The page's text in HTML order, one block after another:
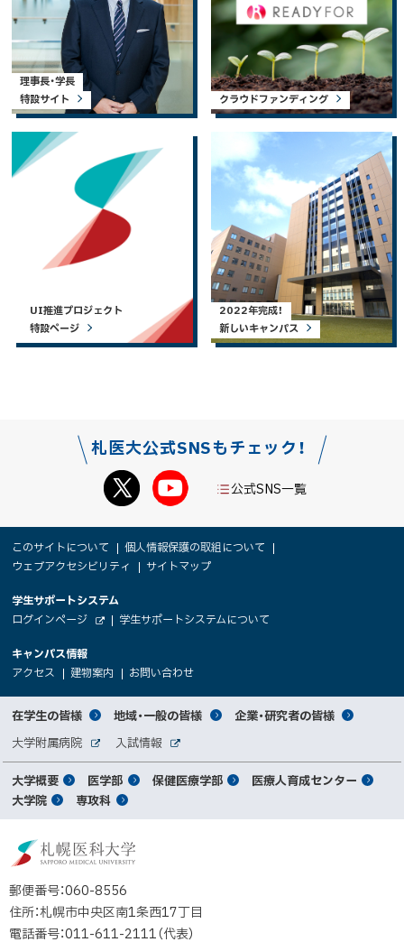
理事長・学長
特設サイト
クラウドファンディング
UI推進プロジェクト
特設ページ
2022年完成！
新しいキャンパス
札医大公式SNSもチェック！
公式SNS一覧
サ
ト
報
このサイトについて
個人情報保護の取組について
ウェブアクセシビリティ
サイトマップ
大
学
関
者
向
け
学生サポートシステム
ログインページ
イ
ト
（
新
ィ
ド
ウ
で
開
き
ま
す
学生サポートシステムについて
キャンパス情報
アクセス
（
新
規
ウ
ィ
ン
ド
ウ
で
き
ま
）
建物案内
（
新
規
ウ
ィ
ン
ド
ウ
で
き
ま
）
お問い合わせ
規
ウ
ィ
ウ
で
ま
サ
イ
ト
マ
プ
対
象
者
別
メ
ュ
ー
在学生の皆様 地域・一般の皆様 企業・研究者の皆様
関
連
サ
大学附属病院
サ
イ
ト
入試情報
サ
メ
イ
メ
ュ
ー
大学概要 医学部 保健医療学部
医療人育成センター
大学院
専攻科
立
大
郵便番号：060-8556
住所：札幌市中央区南1条西17丁目
電話番号：011-611-2111（代表）